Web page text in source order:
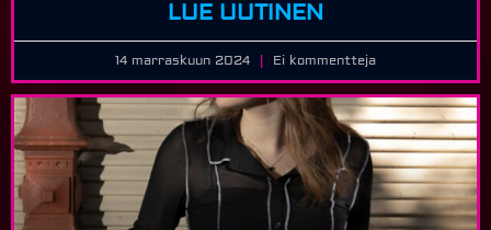
LUE UUTINEN
14 marraskuun 2024 Ei kommentteja